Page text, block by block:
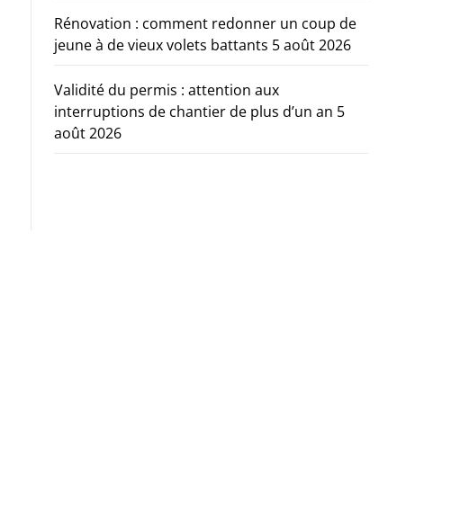
Rénovation : comment redonner un coup de
jeune à de vieux volets battants 5 août 2026
Validité du permis : attention aux
interruptions de chantier de plus d’un an 5
août 2026